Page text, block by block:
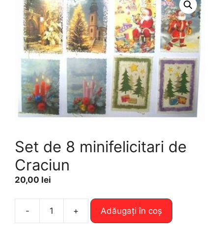
Set de 8 minifelicitari de
Craciun
20,00 lei
-
Cantitate
+ Adăugați în coș